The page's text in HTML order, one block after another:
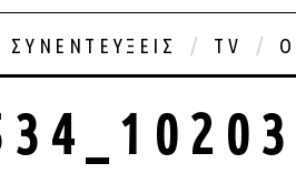
ΣΥΝΕΝΤΕΎΞΕΙΣ TV